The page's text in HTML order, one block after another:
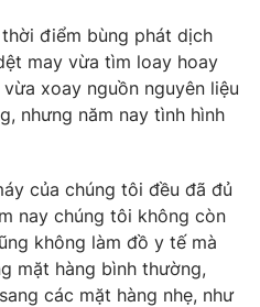
điểm bùng phát dịch
may vừa tìm loay hoay
xoay nguồn nguyên liệu
nhưng năm nay tình hình
của chúng tôi đều đã đủ
nay chúng tôi không còn
không làm đồ y tế mà
mặt hàng bình thường,
các mặt hàng nhẹ, như